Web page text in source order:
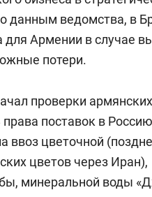
данным ведомства, в
Армении в случае
потери.
проверки армянских
поставок в
ввоз цветочной
цветов через Иран),
минеральной воды